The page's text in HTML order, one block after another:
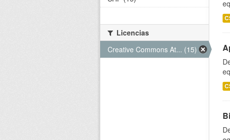
Licencias
Creative Commons At... (15)